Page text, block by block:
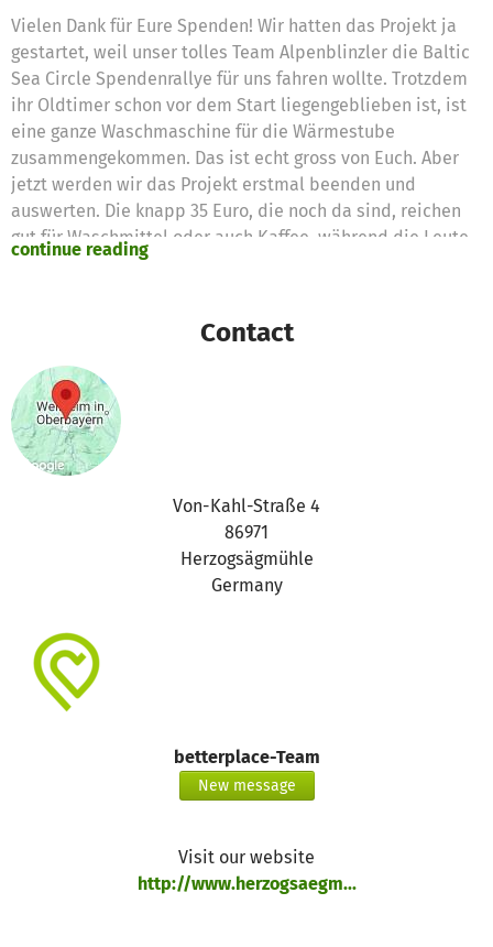
Vielen Dank für Eure Spenden! Wir hatten das Projekt ja
gestartet, weil unser tolles Team Alpenblinzler die Baltic
Sea Circle Spendenrallye für uns fahren wollte. Trotzdem
ihr Oldtimer schon vor dem Start liegengeblieben ist, ist
eine ganze Waschmaschine für die Wärmestube
zusammengekommen. Das ist echt gross von Euch. Aber
jetzt werden wir das Projekt erstmal beenden und
auswerten. Die knapp 35 Euro, die noch da sind, reichen
gut für Waschmittel oder auch Kaffee, während die Leute
auf ihre saubere Wäsche warten. Dafür setzen wir die ein.
www.herzogsaegmuehle.de/3156.0.html?
&L=%22%20%3B%20%2Fbin%2Fsleep%2031%20%3B oder
auch für die Tafel:
https://www.herzogsaegmuehle.de/3157.0.html?
&L=%22%20%3B%20%2Fbin%2Fsleep%2031%20%3B
Das Ganze geht auch online:
https://secure.spendenbank.de/form/1462/
Im Formular Wärmestube Schongau oder Tafel Schongau
continue reading
Contact
Von-Kahl-Straße 4
86971
Herzogsägmühle
Germany
betterplace-Team
New message
Visit our website
http://www.herzogsaegm...